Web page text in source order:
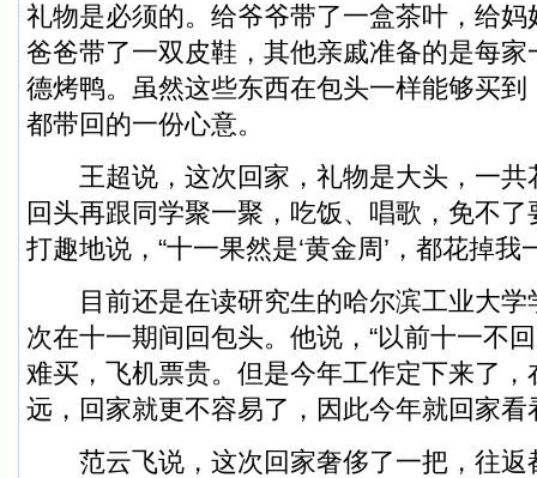
礼物是必须的。给爷爷带了一盒茶叶，给
爸爸带了一双皮鞋，其他亲戚准备的是每
德烤鸭。虽然这些东西在包头一样能够买
都带回的一份心意。
王超说，这次回家，礼物是大头，一共
回头再跟同学聚一聚，吃饭、唱歌，免不
打趣地说，“十一果然是‘黄金周’，都花掉我
目前还是在读研究生的哈尔滨工业大学
次在十一期间回包头。他说，“以前十一不
难买，飞机票贵。但是今年工作定下来了
远，回家就更不容易了，因此今年就回家看
范云飞说，这次回家奢侈了一把，往返